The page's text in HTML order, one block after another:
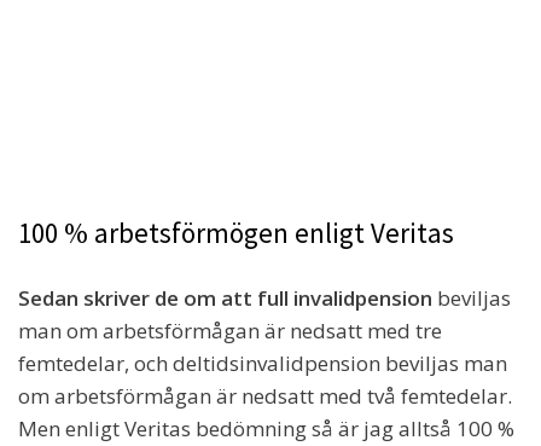
100 % arbetsförmögen enligt Veritas
Sedan skriver de om att full invalidpension beviljas
man om arbetsförmågan är nedsatt med tre
femtedelar, och deltidsinvalidpension beviljas man
om arbetsförmågan är nedsatt med två femtedelar.
Men enligt Veritas bedömning så är jag alltså 100 %